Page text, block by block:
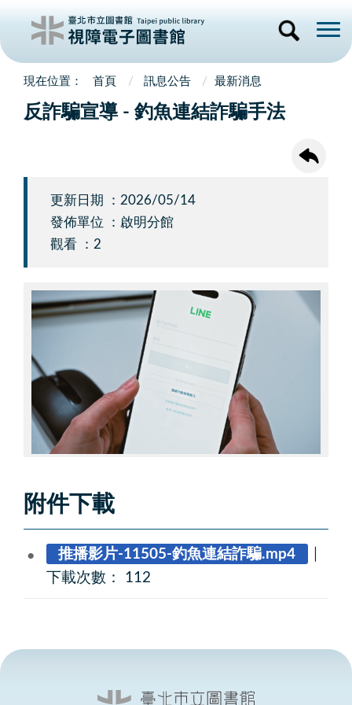
首頁 訊息公告 最新消息
反詐騙宣導 - 釣魚連結詐騙手法
更新日期 ：2026/05/14
發佈單位 ：啟明分館
觀看 ：2
附件下載
推播影片-11505-釣魚連結詐騙.mp4
下載次數： 112